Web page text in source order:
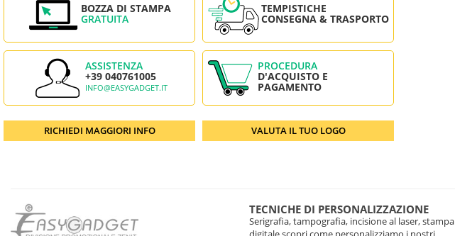
BOZZA DI STAMPA
GRATUITA
TEMPISTICHE
CONSEGNA & TRASPORTO
ASSISTENZA
+39 040761005
INFO@EASYGADGET.IT
PROCEDURA
D'ACQUISTO E
PAGAMENTO
RICHIEDI MAGGIORI INFO VALUTA IL TUO LOGO
TECNICHE DI PERSONALIZZAZIONE
Serigrafia, tampografia, incisione al laser, stampa